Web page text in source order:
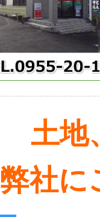
土地
弊社に